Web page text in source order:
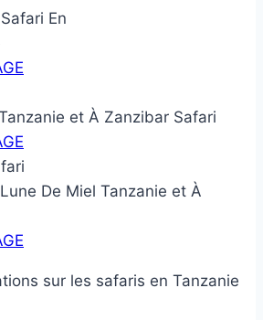
En
et À Zanzibar Safari
De Miel Tanzanie et À
sur les safaris en Tanzanie